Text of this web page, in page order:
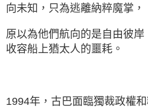
向未知，只為逃離納粹魔掌，
原以為他們航向的是自由彼
收容船上猶太人的噩耗。
1994年，古巴面臨獨裁政權